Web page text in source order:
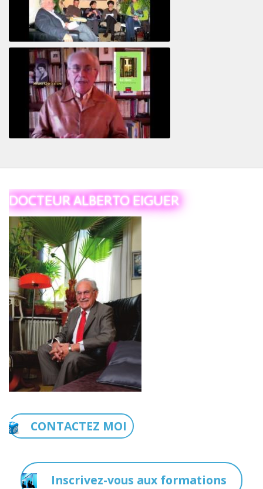
Revisitant le corps familial
DOCTEUR ALBERTO EIGUER
CONTACTEZ MOI
Inscrivez-vous aux formations